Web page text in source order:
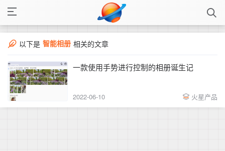
以下是 智能相册 相关的文章
一款使用手势进行控制的相册诞生记
2022-06-10 火星产品